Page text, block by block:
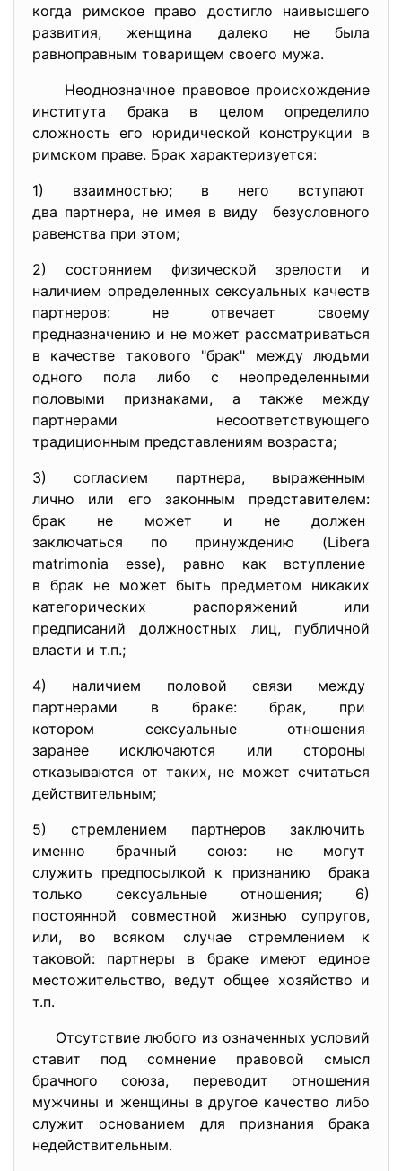
когда римское право достигло наивысшего
развития, женщина далеко не была
равноправным товарищем своего мужа.
Неоднозначное правовое происхождение
института брака в целом определило
сложность его юридической конструкции в
римском праве. Брак характеризуется:
1) взаимностью; в него вступают
два партнера, не имея в виду безусловного
равенства при этом;
2) состоянием физической зрелости и
наличием определенных сексуальных качеств
партнеров: не отвечает своему
предназначению и не может рассматриваться
в качестве такового "брак" между людьми
одного пола либо с неопределенными
половыми признаками, а также между
партнерами несоответствующего
традиционным представлениям возраста;
3) согласием партнера, выраженным
лично или его законным представителем:
брак не может и не должен
заключаться по принуждению (Libera
matrimonia esse), равно как вступление
в брак не может быть предметом никаких
категорических распоряжений или
предписаний должностных лиц, публичной
власти и т.п.;
4) наличием половой связи между
партнерами в браке: брак, при
котором сексуальные отношения
заранее исключаются или стороны
отказываются от таких, не может считаться
действительным;
5) стремлением партнеров заключить
именно брачный союз: не могут
служить предпосылкой к признанию брака
только сексуальные отношения; 6)
постоянной совместной жизнью супругов,
или, во всяком случае стремлением к
таковой: партнеры в браке имеют единое
местожительство, ведут общее хозяйство и
т.п.
Отсутствие любого из означенных условий
ставит под сомнение правовой смысл
брачного союза, переводит отношения
мужчины и женщины в другое качество либо
служит основанием для признания брака
недействительным.